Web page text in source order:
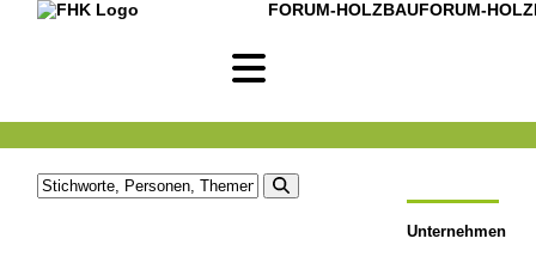
FORUM-HOLZBAUFORUM-
Unternehmen